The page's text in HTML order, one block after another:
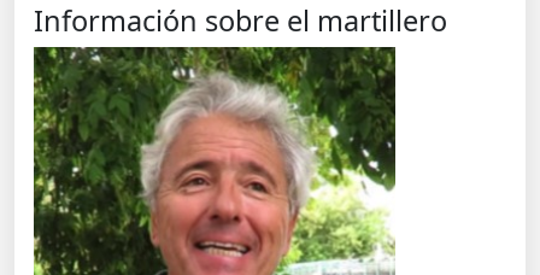
Información sobre el martillero